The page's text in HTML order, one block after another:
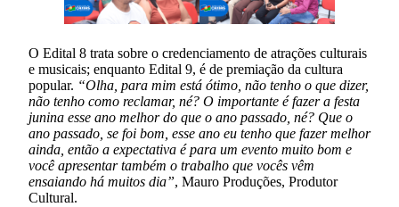
O Edital 8 trata sobre o credenciamento de atrações culturais
e musicais; enquanto Edital 9, é de premiação da cultura
popular. “Olha, para mim está ótimo, não tenho o que dizer,
não tenho como reclamar, né? O importante é fazer a festa
junina esse ano melhor do que o ano passado, né? Que o
ano passado, se foi bom, esse ano eu tenho que fazer melhor
ainda, então a expectativa é para um evento muito bom e
você apresentar também o trabalho que vocês vêm
ensaiando há muitos dia”, Mauro Produções, Produtor
Cultural.